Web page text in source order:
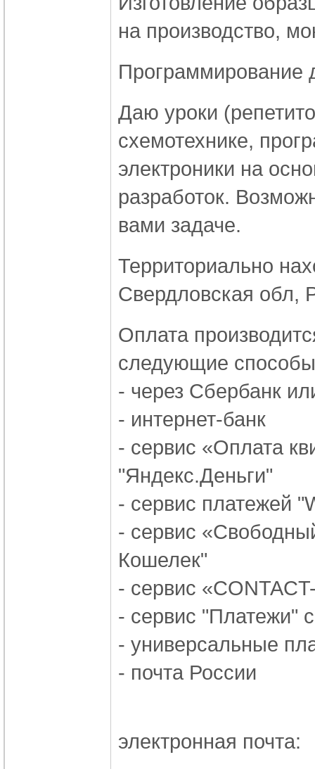
на производство,
Программирование
Даю уроки
схемотехнике,
электроники на
разработок.
вами задаче.
Территориально
Свердловская обл,
Оплата
следующие
- через Сбербанк
- интернет-банк
- сервис «Оплата
"Яндекс.Деньги"
- сервис платежей
- сервис
Кошелек"
- сервис
- сервис "Платежи"
- универсальные
- почта России
электронная почта: